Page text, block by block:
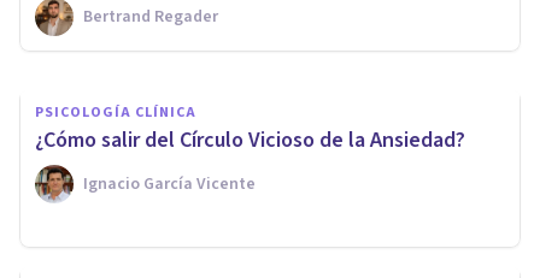
Bertrand Regader
Arturo Torres
PSICOLOGÍA CLÍNICA
¿Cómo salir del Círculo Vicioso de la Ansiedad?
Ignacio García Vicente